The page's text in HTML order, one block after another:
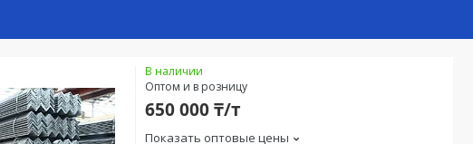
В наличии
Оптом и в розницу
650 000 ₸/т
Показать оптовые цены